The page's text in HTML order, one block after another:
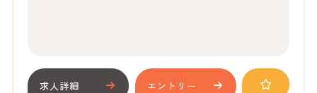
求人詳細 エントリー